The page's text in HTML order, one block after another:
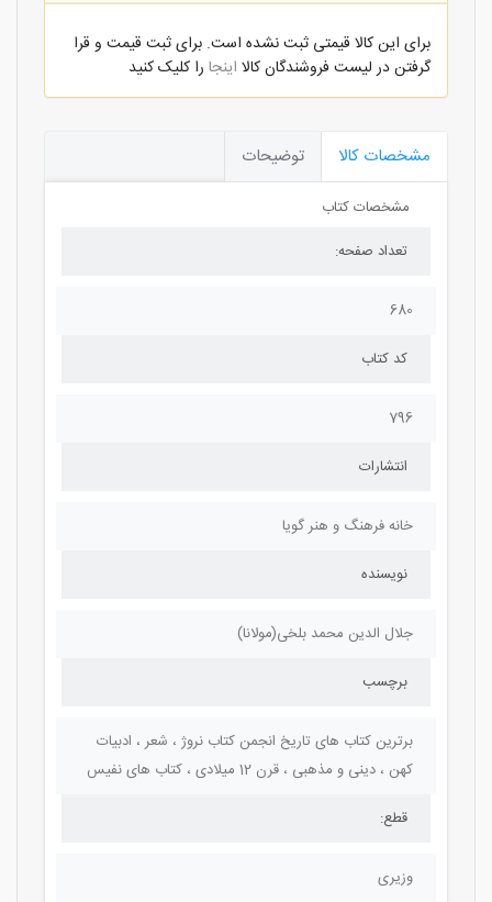
برای این کالا قیمتی ثبت نشده است. برای ثبت قیمت و قرا
گرفتن در لیست فروشندگان کالا اینجا را کلیک کنید
مشخصات کالا توضیحات
مشخصات کتاب
تعداد صفحه:
680
کد کتاب
796
انتشارات
خانه فرهنگ و هنر گویا
نویسنده
جلال الدین محمد بلخی(مولانا)
برچسب
برترین کتاب های تاریخ انجمن کتاب نروژ ، شعر ، ادبیات
کهن ، دینی و مذهبی ، قرن 12 میلادی ، کتاب های نفیس
قطع:
وزیری